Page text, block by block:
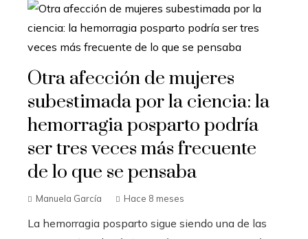
Otra afección de mujeres
subestimada por la ciencia: la
hemorragia posparto podría
ser tres veces más frecuente
de lo que se pensaba
Manuela García Hace 8 meses
La hemorragia posparto sigue siendo una de las